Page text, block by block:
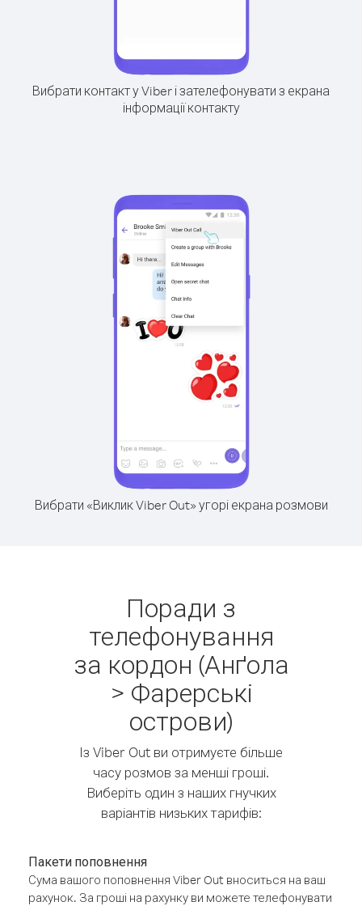
Вибрати контакт у Viber і зателефонувати з екрана
інформації контакту
Вибрати «Виклик Viber Out» угорі екрана розмови
Поради з
телефонування
за кордон (Анґола
> Фарерські
острови)
Із Viber Out ви отримуєте більше
часу розмов за менші гроші.
Виберіть один з наших гнучких
варіантів низьких тарифів:
Пакети поповнення
Сума вашого поповнення Viber Out вноситься на ваш
рахунок. За гроші на рахунку ви можете телефонувати